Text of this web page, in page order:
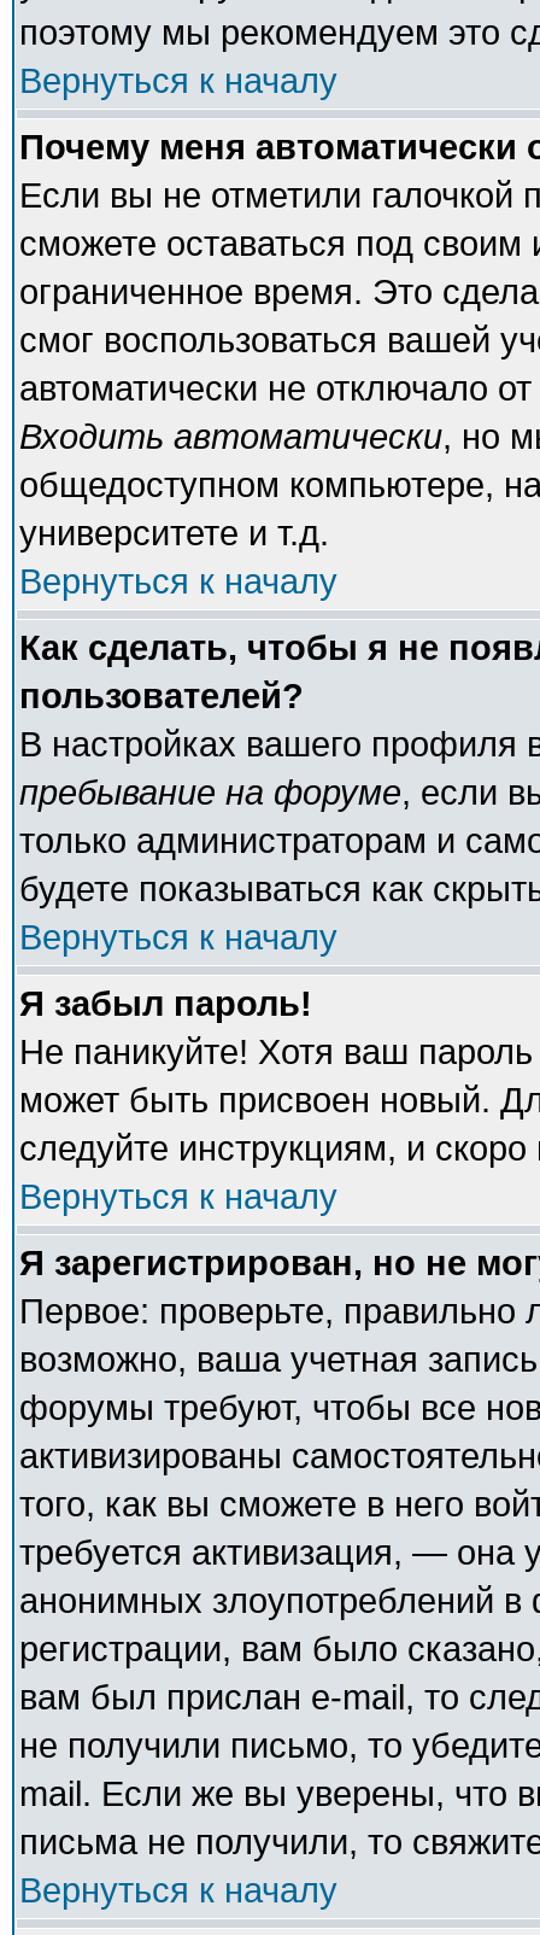
поэтому мы рекомендуем это
Вернуться к началу
Почему меня автоматически
Если вы не отметили галочкой
сможете оставаться под
ограниченное время. Это
смог воспользоваться вашей
автоматически не отключало
Входить автоматически, но
общедоступном компьютере,
университете и т.д.
Вернуться к началу
Как сделать, чтобы я не
пользователей?
В настройках вашего
пребывание на форуме, если
только администраторам и
будете показываться как
Вернуться к началу
Я забыл пароль!
Не паникуйте! Хотя ваш
может быть присвоен новый.
следуйте инструкциям, и
Вернуться к началу
Я зарегистрирован, но не
Первое: проверьте,
возможно, ваша учетная
форумы требуют, чтобы все
активизированы
того, как вы сможете в него
требуется активизация, — она
анонимных злоупотреблений
регистрации, вам было
вам был прислан e-mail, то
не получили письмо, то
mail. Если же вы уверены, что
письма не получили, то
Вернуться к началу